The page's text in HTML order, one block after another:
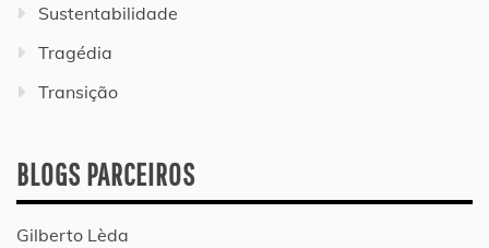
Sustentabilidade
Tragédia
Transição
BLOGS PARCEIROS
Gilberto Lèda